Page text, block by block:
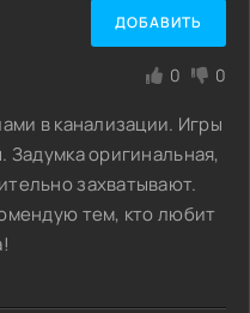
ДОБАВИТЬ
0 0
в канализации. Игры
оригинальная,
захватывают.
тем, кто любит